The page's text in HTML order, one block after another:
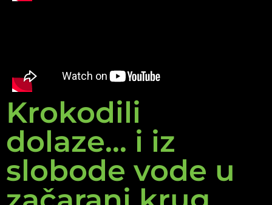
Krokodili
dolaze... i iz
slobode vode u